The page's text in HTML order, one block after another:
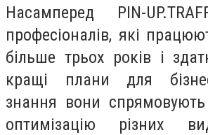
Насамперед PIN-
професіоналів, які
більше трьох років і
кращі плани для
знання вони
оптимізацію різних